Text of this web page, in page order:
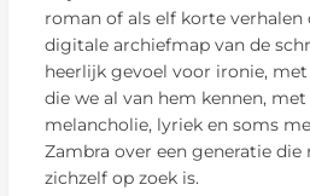
roman of als elf korte verhalen
digitale archiefmap van de
heerlijk gevoel voor ironie,
die we al van hem kennen,
melancholie, lyriek en soms
Zambra over een generatie
zichzelf op zoek is.